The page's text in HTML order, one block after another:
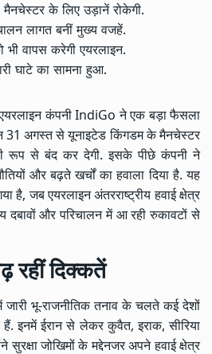
के लिए उड़ानें रोकेगी.
लागत बनीं मुख्य वजहें.
भी वापस करेगी एयरलाइन.
घाटे का सामना हुआ.
कंपनी IndiGo ने एक बड़ा फैसला
31 अगस्त से यूनाइटेड किंगडम के मैनचेस्टर
रूप से बंद कर देगी. इसके पीछे कंपनी ने
और बढ़ते खर्चों का हवाला दिया है. यह
है, जब एयरलाइन अंतरराष्ट्रीय हवाई क्षेत्र
दबावों और परिचालन में आ रही रुकावटों से
रहीं दिक्कतें
जारी भू-राजनीतिक तनाव के चलते कई देशों
इनमें ईरान से लेकर कुवैत, इराक, सीरिया
जोखिमों के मद्देनजर अपने हवाई क्षेत्र